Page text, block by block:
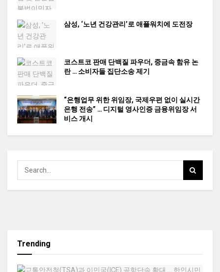
삼성, ‘노년 건강관리’로 애플워치에 도전장
코스트코 판매 단백질 파우더, 중금속 함유 논
란 … 소비자들 집단소송 제기
“은행업무 위한 위임장, 국제우편 없이 실시간
은행 전송” … 디지털 영사인증 금융위임장 서
비스 개시
Trending